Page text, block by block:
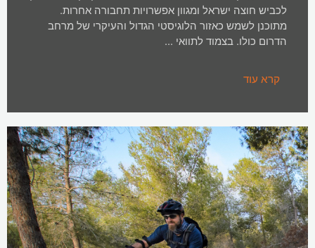
לכביש חוצה ישראל ומגוון אפשרויות תחבורה אחרות.
מתוכנן לשמש כאזור הלוגיסטי הגדול והעיקרי של מרחב
הדרום כולו. בצמוד לתוואי ...
קרא עוד